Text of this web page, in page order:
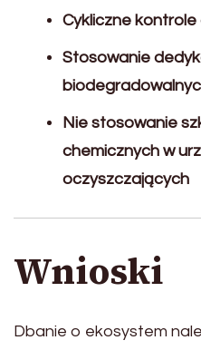
Cykliczne
Stosowanie
Nie stosowanie
chemicznych w
oczyszczających
Wnioski
Dbanie o ekosystem